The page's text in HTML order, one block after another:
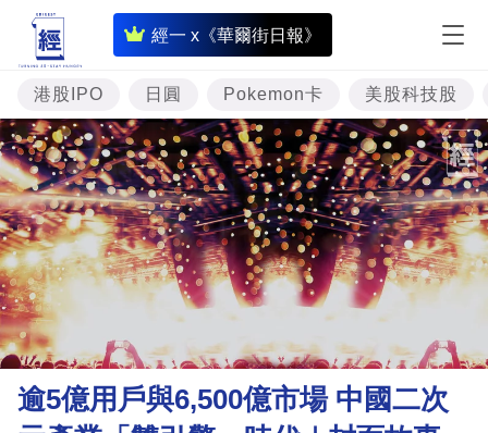
經一 x《華爾街日報》
即
時
財
經
專
題
投
資
樓
理
財
港股IPO 日圓 Pokemon卡 美股科技股
逾5億用戶與6,500億市場 中國二次